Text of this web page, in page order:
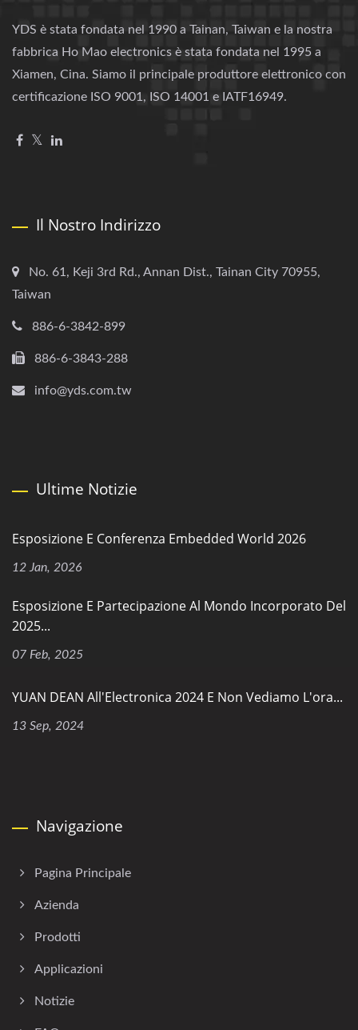
YDS è stata fondata nel 1990 a Tainan, Taiwan e la nostra
fabbrica Ho Mao electronics è stata fondata nel 1995 a
Xiamen, Cina. Siamo il principale produttore elettronico con
certificazione ISO 9001, ISO 14001 e IATF16949.
Il Nostro Indirizzo
No. 61, Keji 3rd Rd., Annan Dist., Tainan City 70955,
Taiwan
886-6-3842-899
886-6-3843-288
info@yds.com.tw
Ultime Notizie
Esposizione E Conferenza Embedded World 2026
12 Jan, 2026
Esposizione E Partecipazione Al Mondo Incorporato Del
2025...
07 Feb, 2025
YUAN DEAN All'Electronica 2024 E Non Vediamo L'ora...
13 Sep, 2024
Navigazione
Pagina Principale
Azienda
Prodotti
Applicazioni
Notizie